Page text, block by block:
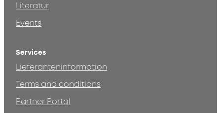
Literatur
Events
Services
Lieferanteninformation
Terms and conditions
Partner Portal